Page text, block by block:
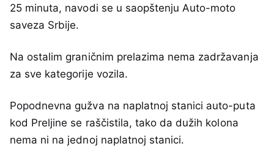
25 minuta, navodi se u saopštenju Auto-moto
saveza Srbije.
Na ostalim graničnim prelazima nema zadržavanja
za sve kategorije vozila.
Popodnevna gužva na naplatnoj stanici auto-puta
kod Preljine se raščistila, tako da dužih kolona
nema ni na jednoj naplatnoj stanici.